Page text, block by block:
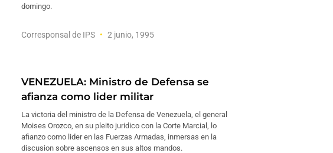
domingo.
Corresponsal de IPS 2 junio, 1995
VENEZUELA: Ministro de Defensa se
afianza como lider militar
La victoria del ministro de la Defensa de Venezuela, el general
Moises Orozco, en su pleito juridico con la Corte Marcial, lo
afianzo como lider en las Fuerzas Armadas, inmersas en la
discusion sobre ascensos en sus altos mandos.